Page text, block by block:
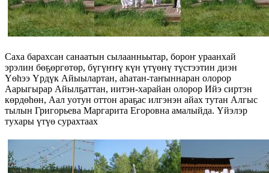
Саха барахсан санаатын сылаанньытар, бороҥ ураанхай
эрэлин бөҕөргөтөр, бүгүҥҥү күн үтүөнү түстээтин диэн
Үөһээ Үрдүк Айыылартан, аһатан-таҥыннаран олорор
Аарыгырар Айылҕаттан, иитэн-харайан олорор Ийэ сиртэн
көрдөһөн, Аал уотун оттон араҕас илгэнэн айах тутан Алгыс
тылын Григорьева Маргарита Егоровна амалыйда. Үйэлэр
тухары үтүө сурахтаах